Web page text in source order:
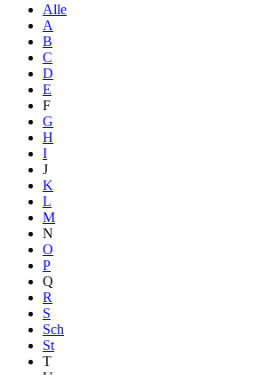
Alle
A
B
C
D
E
F
G
H
I
J
K
L
M
N
O
P
Q
R
S
Sch
St
T